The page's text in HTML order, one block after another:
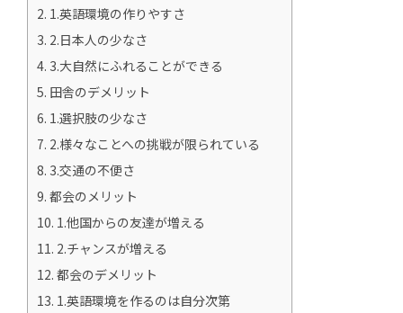
2. 1.英語環境の作りやすさ
3. 2.日本人の少なさ
4. 3.大自然にふれることができる
5. 田舎のデメリット
6. 1.選択肢の少なさ
7. 2.様々なことへの挑戦が限られている
8. 3.交通の不便さ
9. 都会のメリット
10. 1.他国からの友達が増える
11. 2.チャンスが増える
12. 都会のデメリット
13. 1.英語環境を作るのは自分次第